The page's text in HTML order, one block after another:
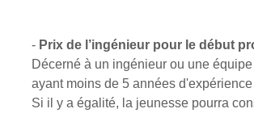
- Prix de l’ingénieur pour le début
Décerné à un ingénieur ou une
ayant moins de 5 années
Si il y a égalité, la jeunesse pourra